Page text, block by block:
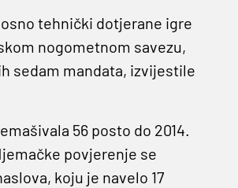
tehnički dotjerane igre
nogometnom savezu,
sedam mandata, izvijestile
56 posto do 2014.
povjerenje se
koju je navelo 17